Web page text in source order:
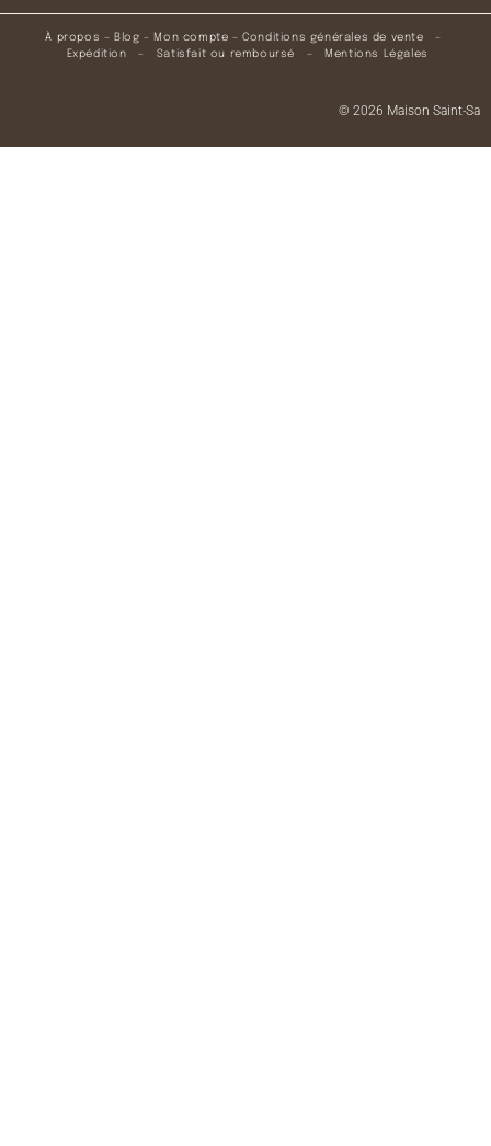
À propos – Blog – Mon compte –Conditions générales de vente –
Expédition – Satisfait ou remboursé – Mentions Légales
© 2026 Maison Saint-Sa